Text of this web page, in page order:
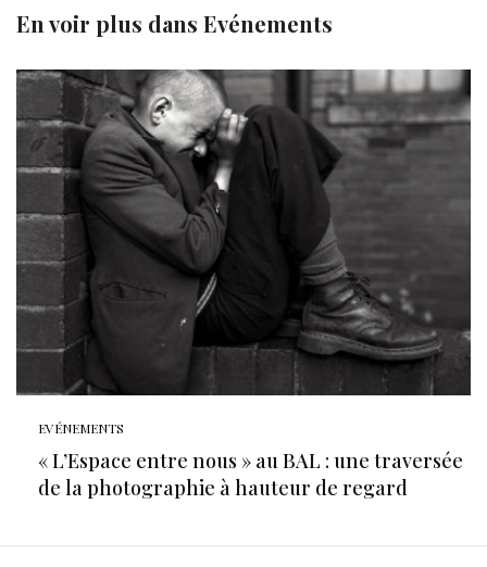
En voir plus dans Evénements
EVÉNEMENTS
« L’Espace entre nous » au BAL : une traversée
de la photographie à hauteur de regard